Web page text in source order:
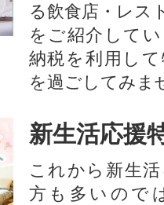
る飲食店・レス
をご紹介して
納税を利用し
を過ごしてみま
新生活応援
これから新生
方も多いので